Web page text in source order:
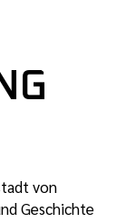
von
Geschichte